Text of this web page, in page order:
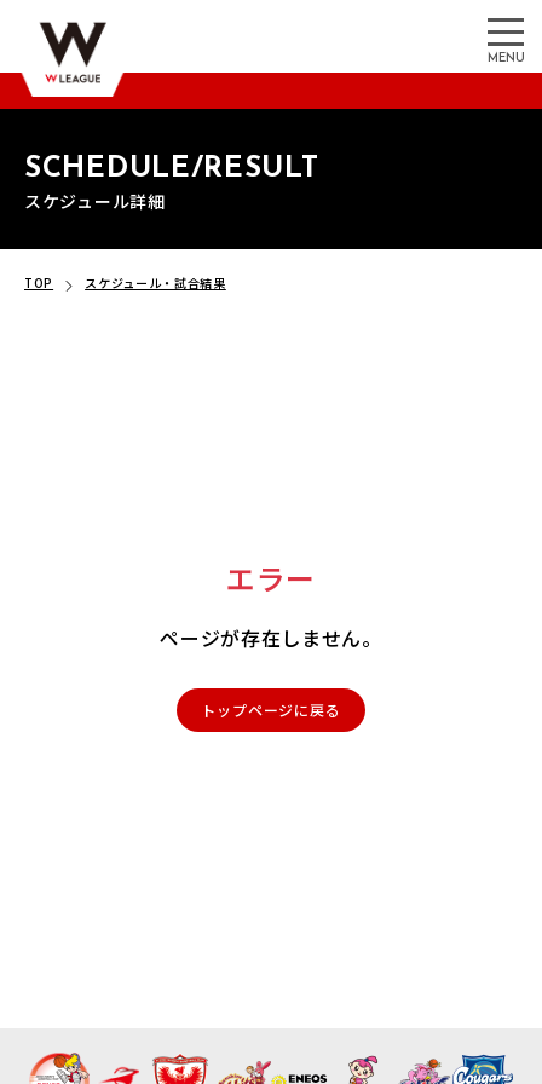
MENU
SCHEDULE/RESULT
スケジュール詳細
TOP スケジュール・試合結果
エラー
ページが存在しません。
トップページに戻る